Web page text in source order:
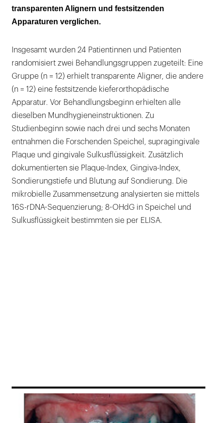
transparenten Alignern und festsitzenden
Apparaturen verglichen.
Insgesamt wurden 24 Patientinnen und Patienten
randomisiert zwei Behandlungsgruppen zugeteilt: Eine
Gruppe (n = 12) erhielt transparente Aligner, die andere
(n = 12) eine festsitzende kieferorthopädische
Apparatur. Vor Behandlungsbeginn erhielten alle
dieselben Mundhygieneinstruktionen. Zu
Studienbeginn sowie nach drei und sechs Monaten
entnahmen die Forschenden Speichel, supragingivale
Plaque und gingivale Sulkusflüssigkeit. Zusätzlich
dokumentierten sie Plaque-Index, Gingiva-Index,
Sondierungstiefe und Blutung auf Sondierung. Die
mikrobielle Zusammensetzung analysierten sie mittels
16S-rDNA-Sequenzierung; 8-OHdG in Speichel und
Sulkusflüssigkeit bestimmten sie per ELISA.
169